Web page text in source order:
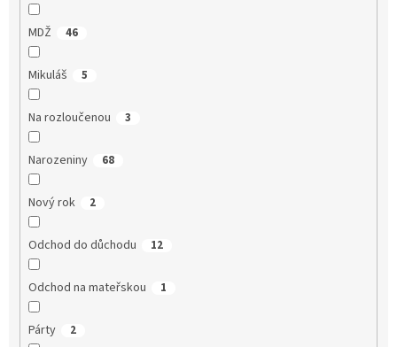
MDŽ 46
Mikuláš 5
Na rozloučenou 3
Narozeniny 68
Nový rok 2
Odchod do důchodu 12
Odchod na mateřskou 1
Párty 2